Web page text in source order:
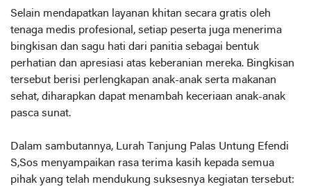
Selain mendapatkan layanan khitan secara gratis oleh
tenaga medis profesional, setiap peserta juga menerima
bingkisan dan sagu hati dari panitia sebagai bentuk
perhatian dan apresiasi atas keberanian mereka. Bingkisan
tersebut berisi perlengkapan anak-anak serta makanan
sehat, diharapkan dapat menambah keceriaan anak-anak
pasca sunat.
Dalam sambutannya, Lurah Tanjung Palas Untung Efendi
S,Sos menyampaikan rasa terima kasih kepada semua
pihak yang telah mendukung suksesnya kegiatan tersebut: